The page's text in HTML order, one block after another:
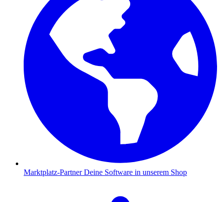
Marktplatz-Partner Deine Software in unserem Shop